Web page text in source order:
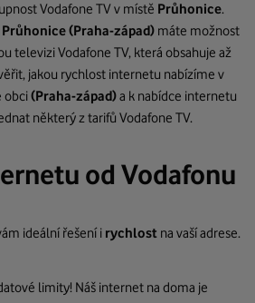
Vodafone TV v místě Průhonice.
Průhonice(Praha-západ) máte možnost
televizi Vodafone TV, která obsahuje až
jakou rychlost internetu nabízíme v
obci(Praha-západ)a k nabídce internetu
některý z tarifů Vodafone TV.
od Vodafonu
ideální řešení i rychlost na vaší adrese.
limity! Náš internet na doma je